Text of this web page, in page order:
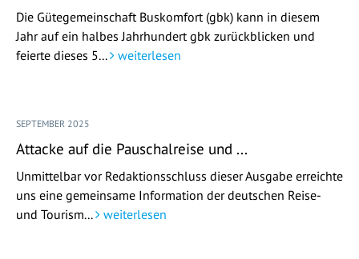
Die Gütegemeinschaft Buskomfort (gbk) kann in diesem
Jahr auf ein halbes Jahrhundert gbk zurückblicken und
feierte dieses 5...
weiterlesen
SEPTEMBER 2025
Attacke auf die Pauschalreise und ...
Unmittelbar vor Redaktionsschluss dieser Ausgabe erreichte
uns eine gemeinsame Information der deutschen Reise-
und Tourism...
weiterlesen